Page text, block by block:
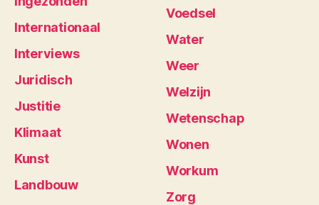
Internationaal
Interviews
Juridisch
Justitie
Klimaat
Kunst
Landbouw
Voedsel
Water
Weer
Welzijn
Wetenschap
Wonen
Workum
Zorg